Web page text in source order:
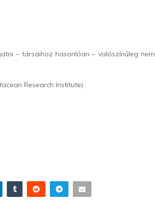
– társaihoz hasonlóan – valószínűleg nem
Research Institute)